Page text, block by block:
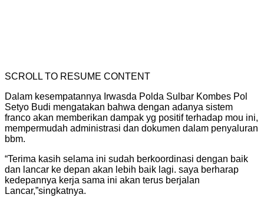
SCROLL TO RESUME CONTENT
Dalam kesempatannya Irwasda Polda Sulbar Kombes Pol
Setyo Budi mengatakan bahwa dengan adanya sistem
franco akan memberikan dampak yg positif terhadap mou ini,
mempermudah administrasi dan dokumen dalam penyaluran
bbm.
“Terima kasih selama ini sudah berkoordinasi dengan baik
dan lancar ke depan akan lebih baik lagi. saya berharap
kedepannya kerja sama ini akan terus berjalan
Lancar,”singkatnya.